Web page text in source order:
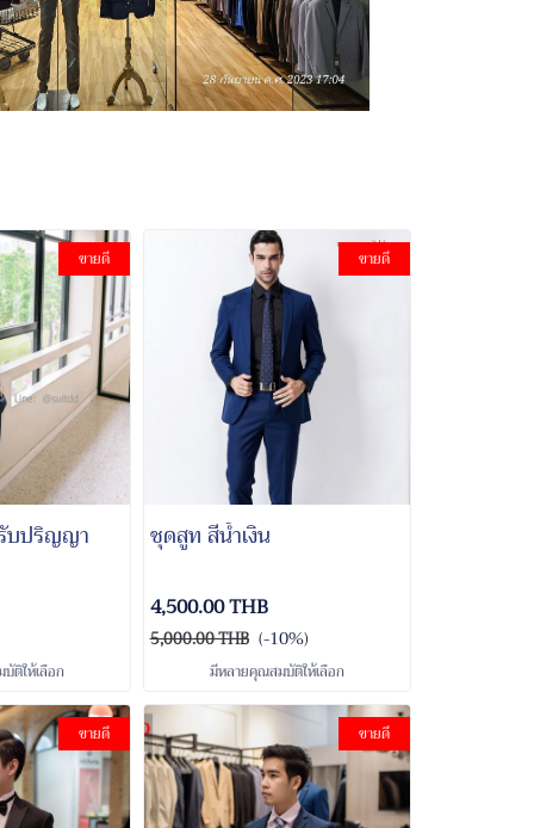
ขายดี
บปริญญา
ติให้เลือก
ขายดี
ชุดสูท สีน้ำเงิน
4,500.00 THB
5,000.00 THB (-10%)
มีหลายคุณสมบัติให้เลือก
ขายดี ขายดี